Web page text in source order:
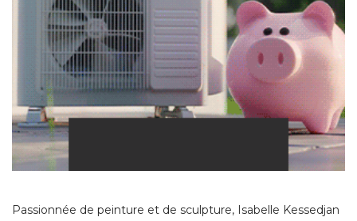
Passionnée de peinture et de sculpture, Isabelle Kessedjan